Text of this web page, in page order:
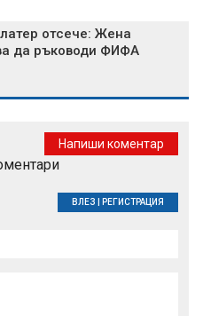
отсече: Жена
да ръководи ФИФА
Напиши коментар
ВЛЕЗ РЕГИСТРАЦИЯ